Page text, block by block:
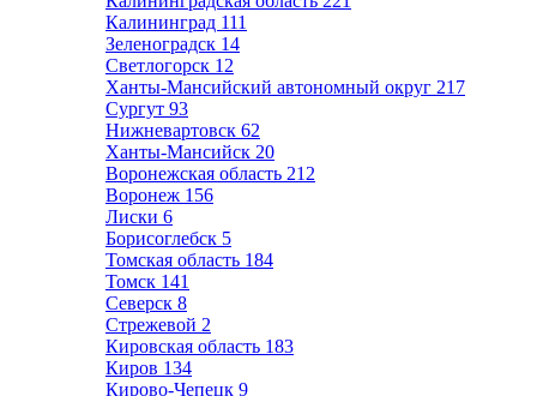
Калининград 111
Зеленоградск 14
Светлогорск 12
Ханты-Мансийский автономный округ 217
Сургут 93
Нижневартовск 62
Ханты-Мансийск 20
Воронежская область 212
Воронеж 156
Лиски 6
Борисоглебск 5
Томская область 184
Томск 141
Северск 8
Стрежевой 2
Кировская область 183
Киров 134
Кирово-Чепецк 9